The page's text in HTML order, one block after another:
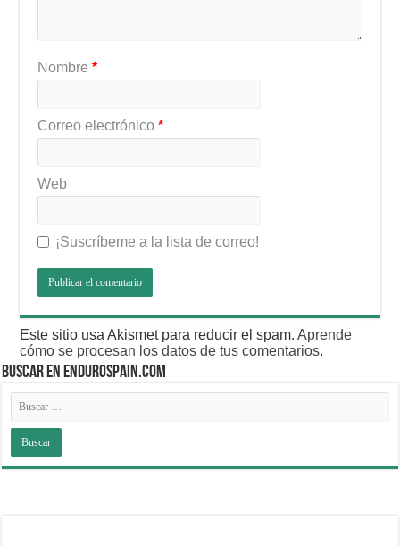
Nombre*
Correo electrónico*
Web
¡Suscríbeme a la lista de correo!
Este sitio usa Akismet para reducir el spam.Aprende
cómo se procesan los datos de tus comentarios.
BUSCAR EN ENDUROSPAIN.COM